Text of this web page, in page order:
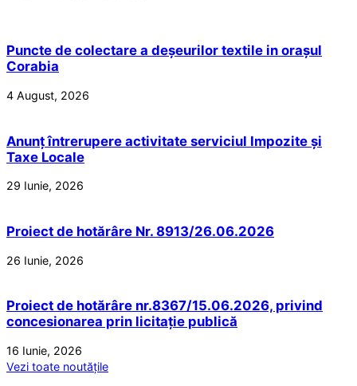
Puncte de colectare a deșeurilor textile in orașul
Corabia
4 August, 2026
Anunț întrerupere activitate serviciul Impozite și
Taxe Locale
29 Iunie, 2026
Proiect de hotărâre Nr. 8913/26.06.2026
26 Iunie, 2026
Proiect de hotărâre nr.8367/15.06.2026, privind
concesionarea prin licitație publică
16 Iunie, 2026
Vezi toate noutățile